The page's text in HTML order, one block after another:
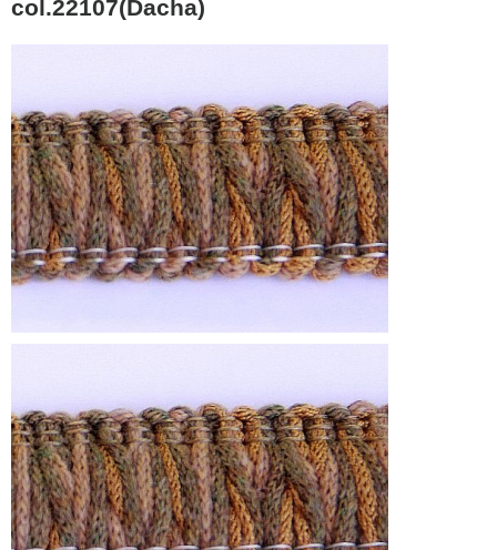
col.22107(Dacha)